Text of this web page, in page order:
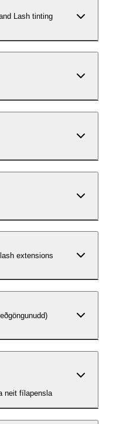
Lash tinting
extensions
neit fílapensla